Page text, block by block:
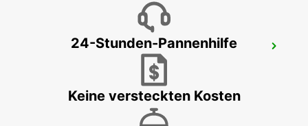
POZUELO
POZUELO DE ALARCON - SPAIN
24-Stunden-Pannenhilfe
Keine versteckten Kosten